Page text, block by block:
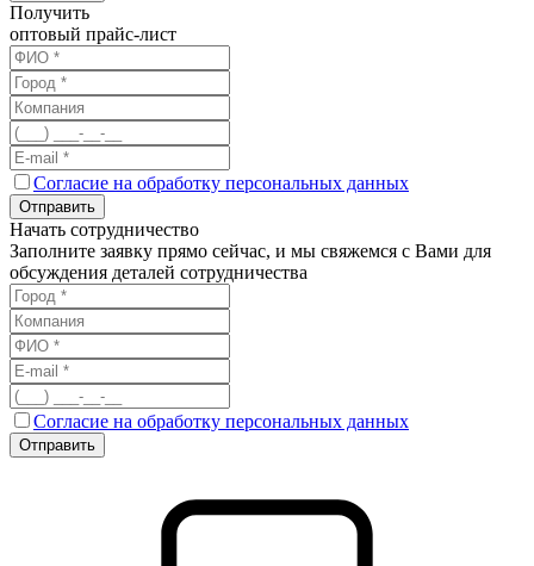
Получить
оптовый прайс-лист
Согласие на обработку персональных данных
Отправить
Начать сотрудничество
Заполните заявку прямо сейчас, и мы свяжемся с Вами для
обсуждения деталей сотрудничества
Согласие на обработку персональных данных
Отправить